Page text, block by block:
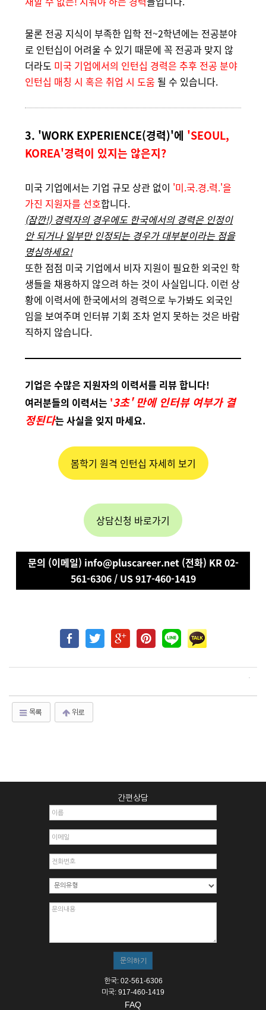
물론 전공 지식이 부족한 입학 전~2학년에는 전공분야
로 인턴십이 어려울 수 있기 때문에 꼭 전공과 맞지 않
더라도 미국 기업에서의 인턴십 경력은 추후 전공 분야
인턴십 매칭 시 혹은 취업 시 도움 될 수 있습니다.
3. 'WORK EXPERIENCE(경력)'에 'SEOUL,
KOREA'경력이 있지는 않은지?
미국 기업에서는 기업 규모 상관 없이 '미.국.경.력.'을
가진 지원자를 선호합니다.
(잠깐!) 경력자의 경우에도 한국에서의 경력은 인정이
안 되거나 일부만 인정되는 경우가 대부분이라는 점을
명심하세요!
또한 점점 미국 기업에서 비자 지원이 필요한 외국인 학
생들을 채용하지 않으려 하는 것이 사실입니다. 이런 상
황에 이력서에 한국에서의 경력으로 누가봐도 외국인
임을 보여주며 인터뷰 기회 조차 얻지 못하는 것은 바람
직하지 않습니다.
기업은 수많은 지원자의 이력서를 리뷰 합니다!
여러분들의 이력서는 '3초' 만에 인터뷰 여부가 결
정된다는 사실을 잊지 마세요.
봄학기 원격 인턴십 자세히 보기
상담신청 바로가기
문의 (이메일) info@pluscareer.net (전화) KR 02-
561-6306 / US 917-460-1419
목록 위로
간편상담
한국: 02-561-6306
미국: 917-460-1419
FAQ